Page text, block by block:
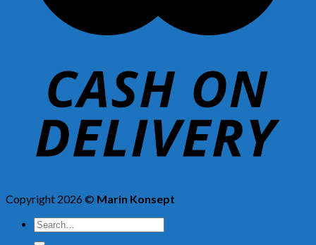
Copyright 2026 © Marin Konsept
Search
for: